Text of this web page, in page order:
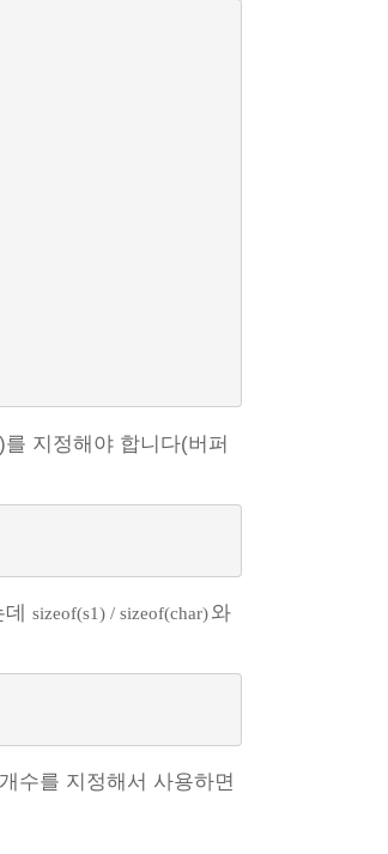
지정해야 합니다(버퍼
데sizeof(s1) / sizeof(char)와
수를 지정해서 사용하면